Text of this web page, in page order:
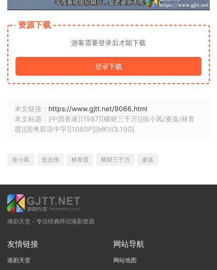
资源下载
游客需要登录后才能下载
登录下载
本文链接： https://www.gjtt.net/9066.html
本文标题：[中国香港][1987][横财三千万][徐小凤/麦嘉/林青
霞][国粤双语中字][1080P][MKV/3.19G]
徐小凤 曾志伟 林青霞 横财三千万 麦嘉
港剧天堂 - 专注经典怀旧港剧资源
友情链接
港剧天堂
网站导航
网站地图